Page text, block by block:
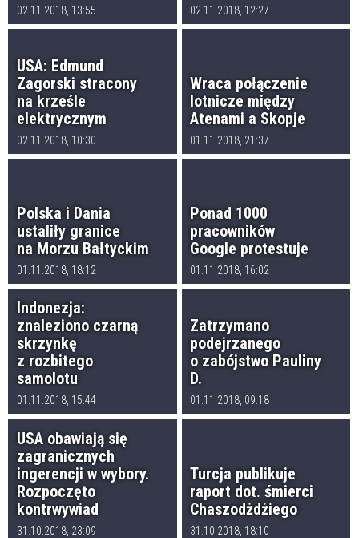
02.11.2018, 13:55 02.11.2018, 12:27
USA: Edmund
Zagorski stracony
na krześle
elektrycznym
02.11.2018, 10:30
Wraca połączenie
lotnicze między
Atenami a Skopje
01.11.2018, 21:37
Polska i Dania
ustaliły granice
na Morzu Bałtyckim
01.11.2018, 18:12
Ponad 1000
pracowników
Google protestuje
01.11.2018, 16:02
Indonezja:
znaleziono czarną
skrzynkę
z rozbitego
samolotu
01.11.2018, 15:44
Zatrzymano
podejrzanego
o zabójstwo Pauliny
D.
01.11.2018, 09:18
USA obawiają się
zagranicznych
ingerencji w wybory.
Rozpoczęto
kontrwywiad
31.10.2018, 23:09
Turcja publikuje
raport dot. śmierci
Chaszodżdżiego
31.10.2018, 18:10